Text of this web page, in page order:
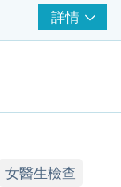
。
劃適用於有
DNA測試﹑
滋病病毒抗
腔觸診及癌
點。客戶亦
約 (電話：
人士 (過敏
詳情
女醫生檢查